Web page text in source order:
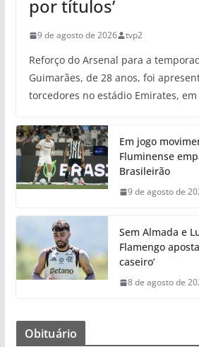
por títulos’
9 de agosto de 2026 tvp2
Reforço do Arsenal para a
Guimarães, de 28 anos, foi
torcedores no estádio Emirates, em
Em jogo
Fluminense
Brasileirão
9 de agosto de
Sem Almada e
Flamengo
caseiro’
8 de agosto de
Obituário